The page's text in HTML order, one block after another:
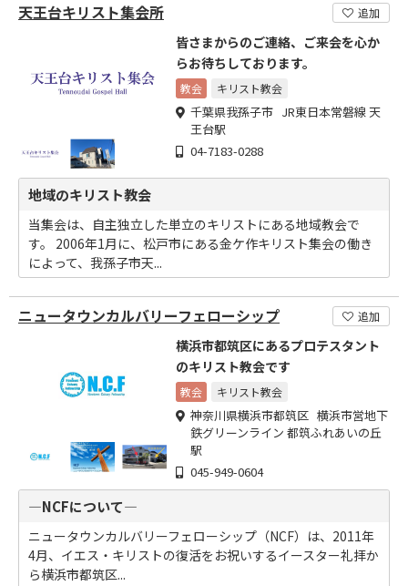
天王台キリスト集会所 追加
皆さまからのご連絡、ご来会を心か
らお待ちしております。
教会 キリスト教会
千葉県我孫子市 JR東日本常磐線 天
王台駅
04-7183-0288
地域のキリスト教会
当集会は、自主独立した単立のキリストにある地域教会で
す。 2006年1月に、松戸市にある金ケ作キリスト集会の働き
によって、我孫子市天...
ニュータウンカルバリーフェローシップ 追加
横浜市都筑区にあるプロテスタント
のキリスト教会です
教会 キリスト教会
神奈川県横浜市都筑区 横浜市営地下
鉄グリーンライン 都筑ふれあいの丘
駅
045-949-0604
―NCFについて―
ニュータウンカルバリーフェローシップ（NCF）は、2011年
4月、イエス・キリストの復活をお祝いするイースター礼拝か
ら横浜市都筑区...